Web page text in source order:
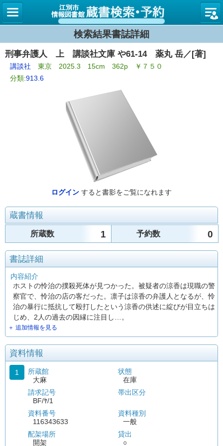
図書館
検索結果書誌詳細
刑事弁護人 上 講談社文庫 や61-14 薬丸 岳／[著]
講談社 東京 2025.3 15cm 362p ￥７５０
分類:913.6
ログイン すると書影をご覧になれます
蔵書情報
所蔵数 1 予約数 0
書誌詳細
内容紹介
ホストの怜治の撲殺死体が見つかった。被疑者の涼香は現職の警
察官で、怜治の店の客だった。凛子は涼香の弁護人となるが、怜
治の暴行に抵抗して殴打したという涼香の供述に綻びが目立ちは
じめ、2人の過去の因縁に注目し…。
＋ 追加情報を見る
資料情報
1
所蔵館
大麻
請求記号
BF/ﾔ/1
資料番号
116343633
配架場所
開架
状態
在庫
帯出区分
資料種別
一般
貸出
○